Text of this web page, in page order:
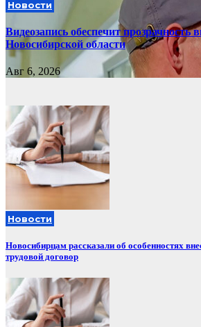
Новости
Видеозапись обеспечит прозрачность
Новосибирской области
Авг 6, 2026
Новости
Новосибирцам рассказали об особенностях
трудовой договор